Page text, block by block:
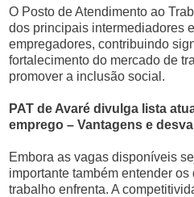
O Posto de Atendimento ao
dos principais intermediadores
empregadores, contribuindo
fortalecimento do mercado de
promover a inclusão social.
PAT de Avaré divulga lista
emprego – Vantagens e
Embora as vagas disponíveis
importante também entender
trabalho enfrenta. A